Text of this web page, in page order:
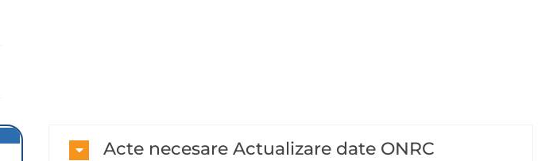
Acte necesare Actualizare date ONRC